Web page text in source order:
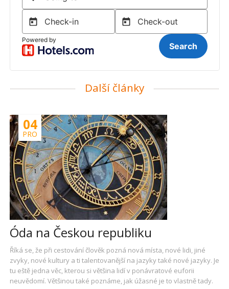
Další články
04
PRO
Óda na Českou republiku
Říká se, že při cestování člověk pozná nová místa, nové lidi, jiné
zvyky, nové kultury a ti talentovanější na jazyky také nové jazyky. Je
tu eště jedna věc, kterou si většina lidí v ponávratové euforii
neuvědomí. Většinou také poznáme, jak úžasné je to vlastně tady.